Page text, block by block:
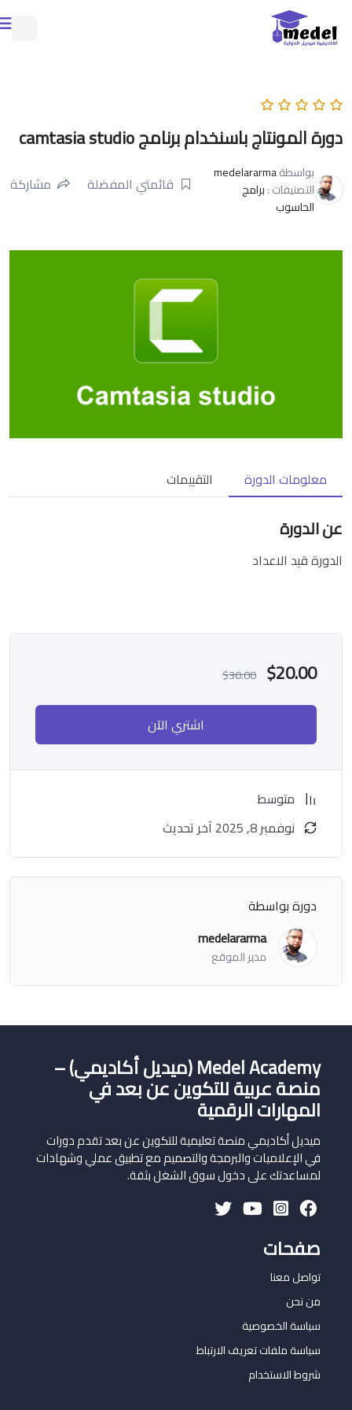
دورة المونتاج باسنخدام برنامج camtasia studio
بواسطةmedelararma
التصنيفات :برامج
الحاسوب
قائمتي المفضلة مشاركة
معلومات الدورة التقييمات
عن الدورة
الدورة قيد الاعداد
$20.00
$30.00
اشتري الآن
متوسط
نوفمبر 8, 2025 آخر تحديث
دورة بواسطة
medelararma
مدير الموقع
Medel Academy (ميديل أكاديمي) –
منصة عربية للتكوين عن بعد في
المهارات الرقمية
ميديل أكاديمي منصة تعليمية للتكوين عن بعد تقدم دورات
في الإعلاميات والبرمجة والتصميم مع تطبيق عملي وشهادات
لمساعدتك على دخول سوق الشغل بثقة.
صفحات
تواصل معنا
من نحن
سياسة الخصوصية
سياسة ملفات تعريف الارتباط
شروط الاستخدام